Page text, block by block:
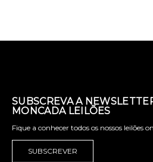
SUBSCREVA A
MONCADA LEILÕES
Fique a conhecer todos os nossos leilões
SUBSCREVER